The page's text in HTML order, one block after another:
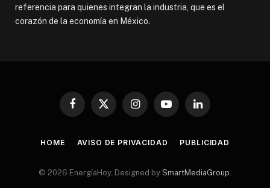
referencia para quienes integran la industria, que es el
corazón de la economía en México.
Facebook
X
InstagramYouTubeLinkedIn
HOME AVISO DE PRIVACIDAD PUBLICIDAD
© 2026 EnergíaHoy. Designed by SmartMediaGroup.